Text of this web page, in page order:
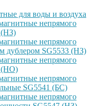
для воды и воздуха
непрямого
(НЗ)
непрямого
дублером SG5533 (НЗ)
непрямого
(НО)
непрямого
SG5541 (БС)
непрямого